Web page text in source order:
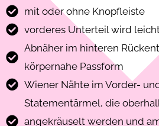
mit oder ohne Knopfleiste
vorderes Unterteil wird
Abnäher im hinteren
körpernahe Passform
Wiener Nähte im Vorder-
Statementärmel, die
angekräuselt werden und